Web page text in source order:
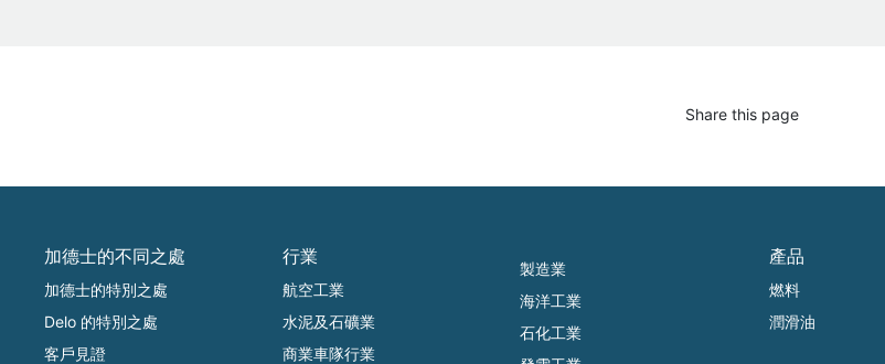
Share this page
加德士的不同之處
加德士的特別之處
Delo 的特別之處
客戶見證
行業
航空工業
水泥及石礦業
商業車隊行業
製造業
海洋工業
石化工業
產品
燃料
潤滑油